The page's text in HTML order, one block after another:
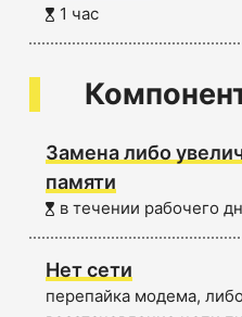
1 час
Замена либо
памяти
в течении рабочего
Нет сети
перепайка модема, либо